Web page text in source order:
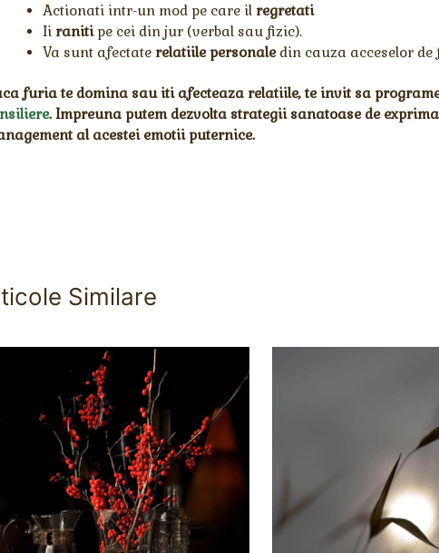
Actionati intr-un mod pe care il regretati
Ii ranitipe cei din jur (verbal sau fizic).
Va sunt afectate relatiile personaledin cauza acceselor de
furia te domina sau iti afecteaza relatiile, te invit sa
. Impreuna putem dezvolta strategii sanatoase de
al acestei emotii puternice.
Similare